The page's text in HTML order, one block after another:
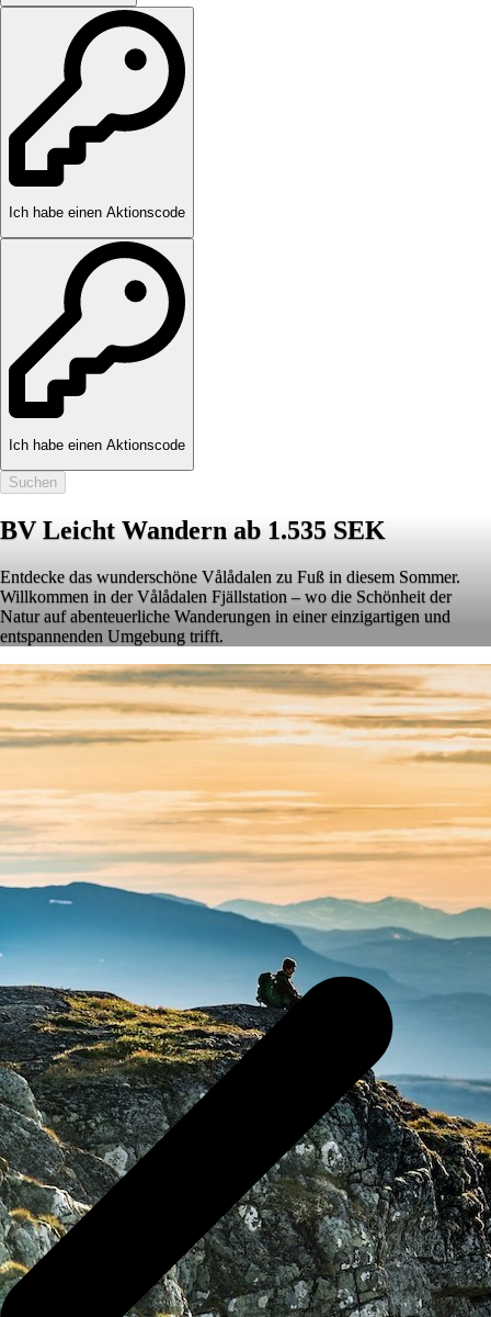
Ich habe einen Aktionscode
Ich habe einen Aktionscode
Suchen
BV Leicht Wandern ab 1.535 SEK
Entdecke das wunderschöne Vålådalen zu Fuß in diesem Sommer.
Willkommen in der Vålådalen Fjällstation – wo die Schönheit der
Natur auf abenteuerliche Wanderungen in einer einzigartigen und
entspannenden Umgebung trifft.